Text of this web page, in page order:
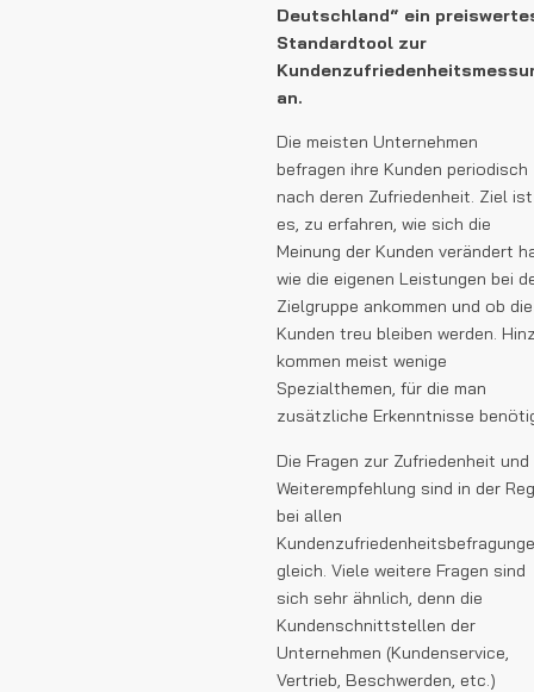
Deutschland“ ein
Standardtool zur
an.
Die meisten Unternehmen
befragen ihre Kunden periodisch
nach deren Zufriedenheit. Ziel ist
es, zu erfahren, wie sich die
Meinung der Kunden verändert
wie die eigenen Leistungen bei
Zielgruppe ankommen und ob die
Kunden treu bleiben werden.
kommen meist wenige
Spezialthemen, für die man
zusätzliche Erkenntnisse
Die Fragen zur Zufriedenheit und
Weiterempfehlung sind in der
bei allen
gleich. Viele weitere Fragen sind
sich sehr ähnlich, denn die
Kundenschnittstellen der
Unternehmen (Kundenservice,
Vertrieb, Beschwerden, etc.)